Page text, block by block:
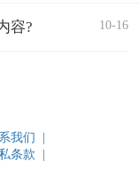
容? 10-16
我们 |
条款 |